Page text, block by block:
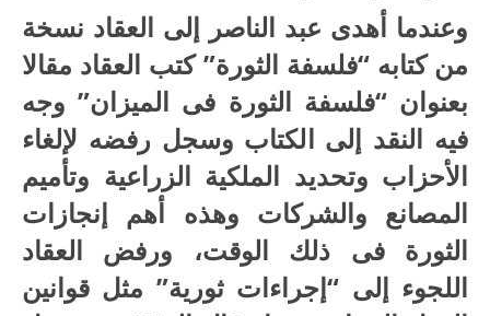
وعندما أهدى عبد الناصر إلى العقاد نسخة
من كتابه “فلسفة الثورة” كتب العقاد مقالا
بعنوان “فلسفة الثورة فى الميزان” وجه
فيه النقد إلى الكتاب وسجل رفضه لإلغاء
الأحزاب وتحديد الملكية الزراعية وتأميم
المصانع والشركات وهذه أهم إنجازات
الثورة فى ذلك الوقت، ورفض العقاد
اللجوء إلى “إجراءات ثورية” مثل قوانين